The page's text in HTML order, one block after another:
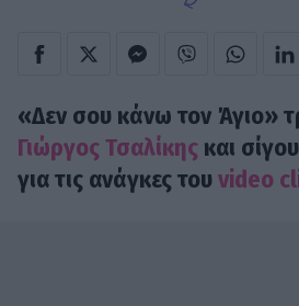
«Δεν σου κάνω τον Άγιο»
Γιώργος Τσαλίκης και
για τις ανάγκες τουvideo